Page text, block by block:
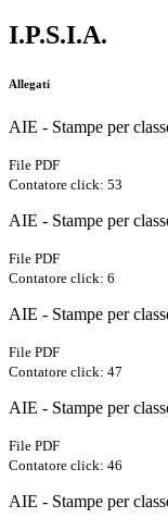
I.P.S.I.A.
Allegati
AIE - Stampe per
File PDF
Contatore click: 53
AIE - Stampe per
File PDF
Contatore click: 6
AIE - Stampe per
File PDF
Contatore click: 47
AIE - Stampe per
File PDF
Contatore click: 46
AIE - Stampe per